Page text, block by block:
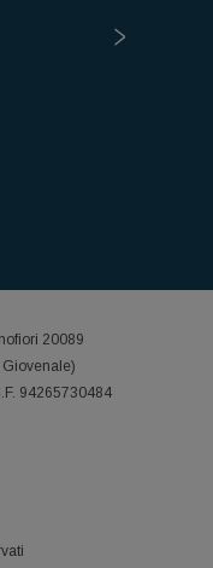
20089
Giovenale)
94265730484